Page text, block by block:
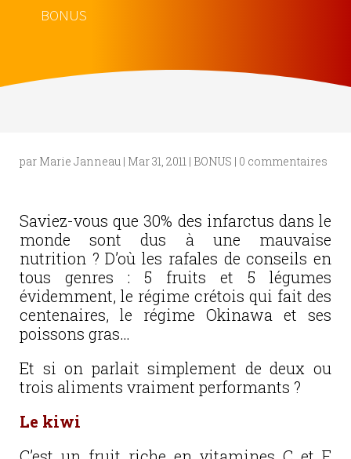
BONUS
par Marie Janneau | Mar 31, 2011 | BONUS | 0 commentaires
Saviez-vous que 30% des infarctus dans le
monde sont dus à une mauvaise
nutrition ? D’où les rafales de conseils en
tous genres : 5 fruits et 5 légumes
évidemment, le régime crétois qui fait des
centenaires, le régime Okinawa et ses
poissons gras…
Et si on parlait simplement de deux ou
trois aliments vraiment performants ?
Le kiwi